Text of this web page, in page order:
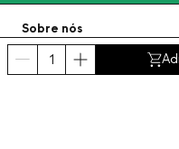
Sobre nós
Categorias
Contacto e ajuda